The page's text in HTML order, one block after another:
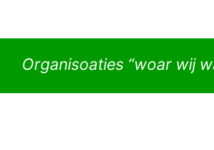
Organisoaties “woar wij